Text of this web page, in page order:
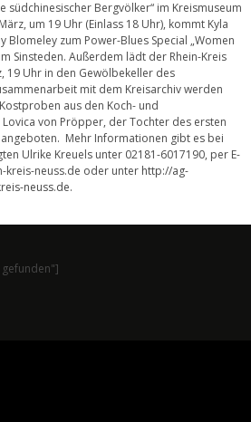
südchinesischer Bergvölker“ im Kreismuseum
um 19 Uhr (Einlass 18 Uhr), kommt Kyla
Blomeley zum Power-Blues Special „Women
Sinsteden. Außerdem lädt der Rhein-Kreis
19 Uhr in den Gewölbekeller des
mit dem Kreisarchiv werden
aus den Koch- und
von Pröpper, der Tochter des ersten
Mehr Informationen gibt es bei
Ulrike Kreuels unter 02181-6017190, per E-
kreis-neuss.de oder unter http://ag-
neuss.de.